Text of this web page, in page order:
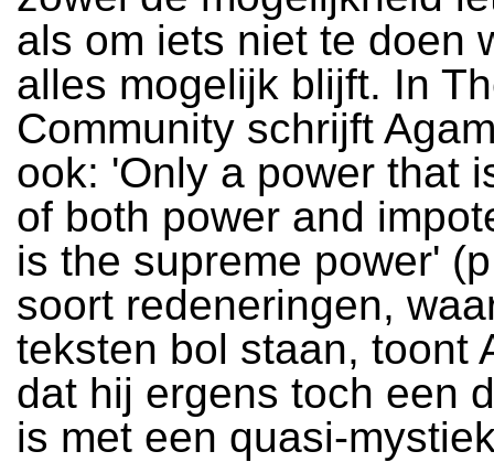
als om iets niet te doen
alles mogelijk blijft. In
Community schrijft
ook: 'Only a power that
of both power and
is the supreme power'
soort redeneringen,
teksten bol staan, toont
dat hij ergens toch een
is met een quasi-